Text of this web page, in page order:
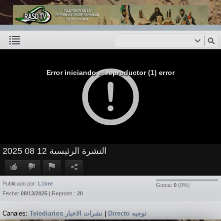
Error iniciando el reproductor (1) error
النشرة الرئيسية 12 08 2025
Gusta: 0 (0%)
Publicado por: L1bre
Fecha: 08/13/2025 | Reprods.: 20
Canales: Telediarios نشرات الاخبار Directo توجيه